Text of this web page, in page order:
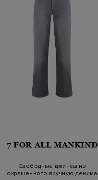
7 FOR ALL MANKIND
Свободные джинсы из
окрашенного вручную денима